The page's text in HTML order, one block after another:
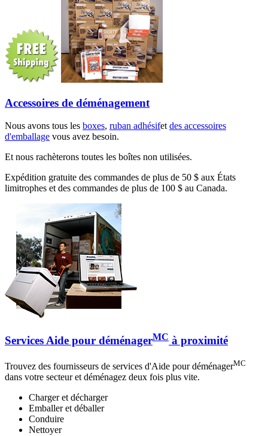
Accessoires de déménagement
Nous avons tous les boxes, ruban adhésifetdes accessoires
d'emballage vous avez besoin.
Et nous rachèterons toutes les boîtes non utilisées.
Expédition gratuite des commandes de plus de 50 $ aux États
limitrophes et des commandes de plus de 100 $ au Canada.
Services Aide pour déménagerMC à proximité
Trouvez des fournisseurs de services d'Aide pour déménagerMC
dans votre secteur et déménagez deux fois plus vite.
Charger et décharger
Emballer et déballer
Conduire
Nettoyer